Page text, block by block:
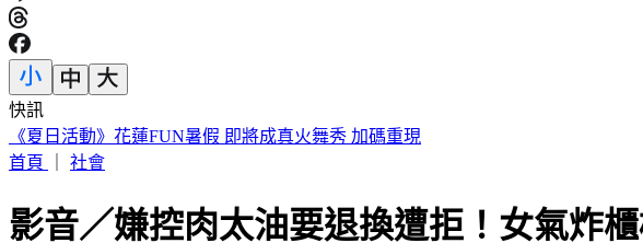
快訊
《夏日活動》花蓮FUN暑假 即將成真火舞秀 加碼重現
首頁
社會
影音／嫌控肉太油要退換遭拒！女氣炸